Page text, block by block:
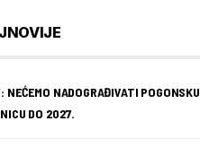
NEĆEMO NADOGRAĐIVATI POGONSKU
DO 2027.